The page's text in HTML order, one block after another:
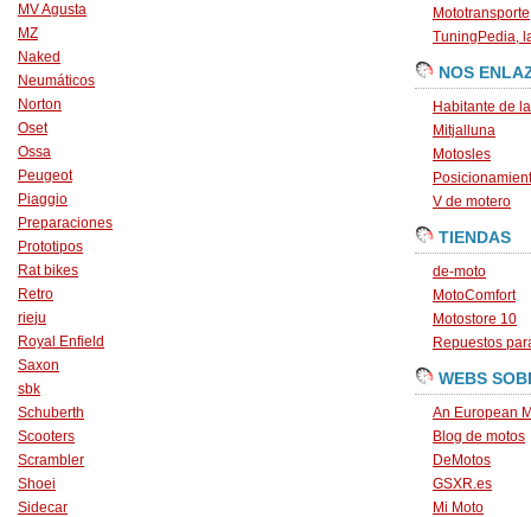
MV Agusta
MZ
Naked
Neumáticos
Norton
Oset
Ossa
Peugeot
Piaggio
Preparaciones
Prototipos
Rat bikes
Retro
rieju
Royal Enfield
Saxon
sbk
Schuberth
Scooters
Scrambler
Shoei
Sidecar
Mototransporte
TuningPedia,
NOS
Habitante de
Mitjalluna
Motosles
V de motero
TIENDAS
de-moto
MotoComfort
Motostore 10
Repuestos
WEBS
An European
Blog de motos
DeMotos
GSXR.es
Mi Moto